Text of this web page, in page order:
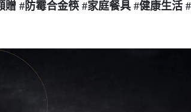
贈 #防霉合金筷 #家庭餐具 #健康生活